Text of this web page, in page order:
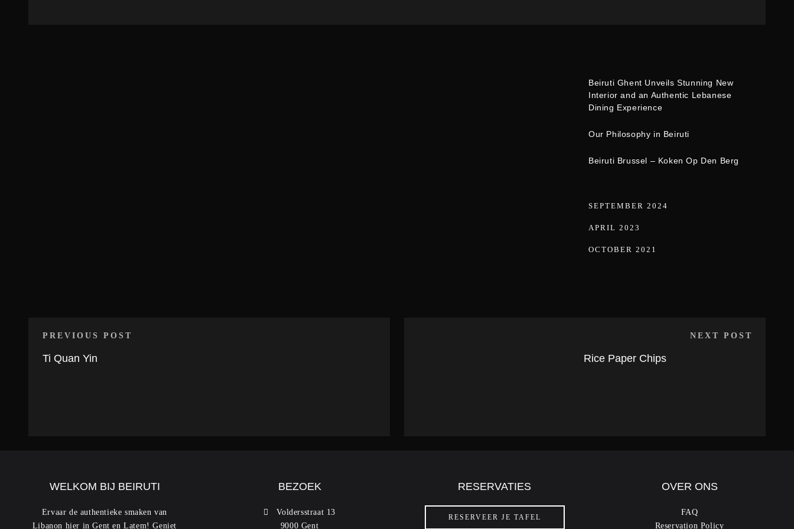
Beiruti Ghent Unveils Stunning New
Interior and an Authentic Lebanese
Dining Experience
Our Philosophy in Beiruti
Beiruti Brussel – Koken Op Den Berg
SEPTEMBER 2024
APRIL 2023
OCTOBER 2021
PREVIOUS POST
Ti Quan Yin
NEXT POST
Rice Paper Chips
WELKOM BIJ BEIRUTI
Ervaar de authentieke smaken van
Libanon hier in Gent en Latem! Geniet
BEZOEK
Voldersstraat 13
9000 Gent
RESERVATIES
RESERVEER JE TAFEL
OVER ONS
FAQ
Reservation Policy